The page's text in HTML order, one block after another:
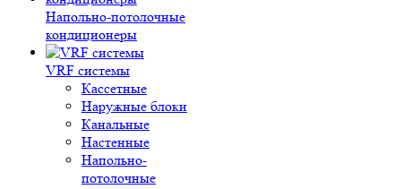
Напольно-потолочные
кондиционеры
VRF системы
Кассетные
Наружные блоки
Канальные
Настенные
Напольно-
потолочные